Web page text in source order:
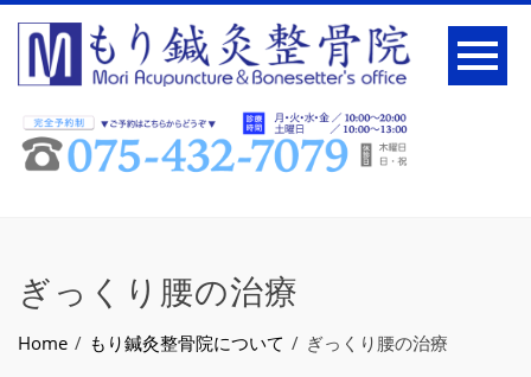
ぎっくり腰の治療
Home もり鍼灸整骨院について ぎっくり腰の治療